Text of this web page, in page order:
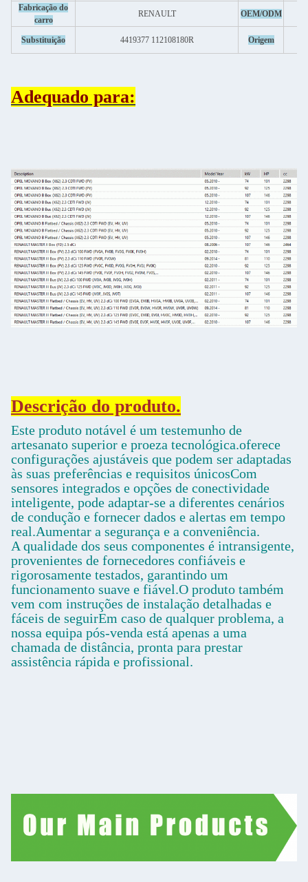
Fabricação do
carro
RENAULT OEM/ODM
Substituição 4419377 112108180R Origem
Adequado para:
Descrição do produto.
Este produto notável é um testemunho de
artesanato superior e proeza tecnológica.oferece
configurações ajustáveis que podem ser adaptadas
às suas preferências e requisitos únicosCom
sensores integrados e opções de conectividade
inteligente, pode adaptar-se a diferentes cenários
de condução e fornecer dados e alertas em tempo
real.Aumentar a segurança e a conveniência.
A qualidade dos seus componentes é intransigente,
provenientes de fornecedores confiáveis e
rigorosamente testados, garantindo um
funcionamento suave e fiável.O produto também
vem com instruções de instalação detalhadas e
fáceis de seguirEm caso de qualquer problema, a
nossa equipa pós-venda está apenas a uma
chamada de distância, pronta para prestar
assistência rápida e profissional.